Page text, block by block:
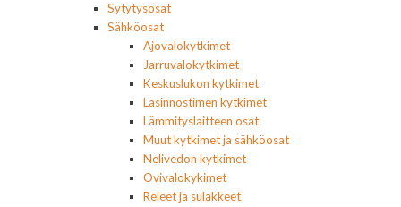
Sytytysosat
Sähköosat
Ajovalokytkimet
Jarruvalokytkimet
Keskuslukon kytkimet
Lasinnostimen kytkimet
Lämmityslaitteen osat
Muut kytkimet ja sähköosat
Nelivedon kytkimet
Ovivalokykimet
Releet ja sulakkeet